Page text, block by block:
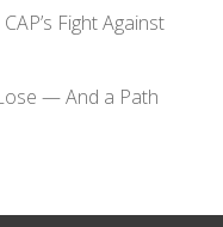
Fight Against
— And a Path